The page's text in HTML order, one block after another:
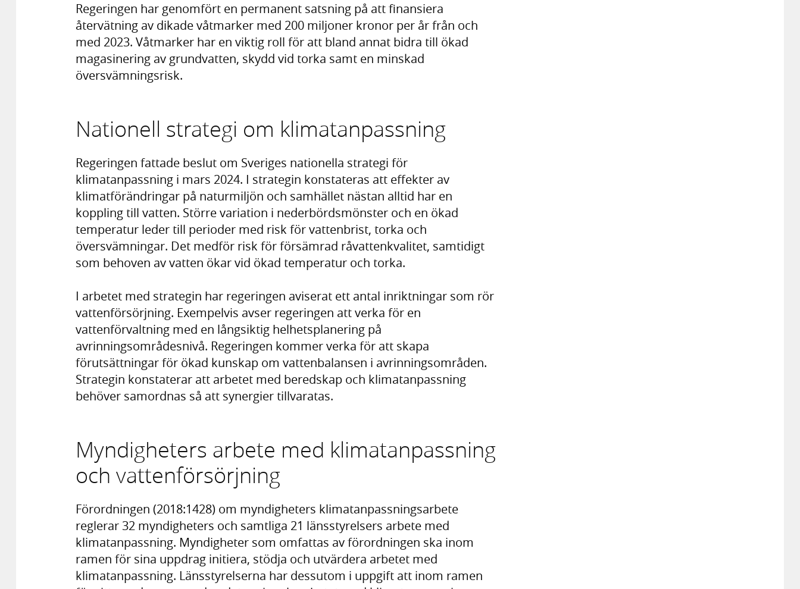
Regeringen har genomfört en permanent satsning på att finansiera
återvätning av dikade våtmarker med 200 miljoner kronor per år från och
med 2023. Våtmarker har en viktig roll för att bland annat bidra till ökad
magasinering av grundvatten, skydd vid torka samt en minskad
översvämningsrisk.
Nationell strategi om klimatanpassning
Regeringen fattade beslut om Sveriges nationella strategi för
klimatanpassning i mars 2024. I strategin konstateras att effekter av
klimatförändringar på naturmiljön och samhället nästan alltid har en
koppling till vatten. Större variation i nederbördsmönster och en ökad
temperatur leder till perioder med risk för vattenbrist, torka och
översvämningar. Det medför risk för försämrad råvattenkvalitet, samtidigt
som behoven av vatten ökar vid ökad temperatur och torka.
I arbetet med strategin har regeringen aviserat ett antal inriktningar som rör
vattenförsörjning. Exempelvis avser regeringen att verka för en
vattenförvaltning med en långsiktig helhetsplanering på
avrinningsområdesnivå. Regeringen kommer verka för att skapa
förutsättningar för ökad kunskap om vattenbalansen i avrinningsområden.
Strategin konstaterar att arbetet med beredskap och klimatanpassning
behöver samordnas så att synergier tillvaratas.
Myndigheters arbete med klimatanpassning
och vattenförsörjning
Förordningen (2018:1428) om myndigheters klimatanpassningsarbete
reglerar 32 myndigheters och samtliga 21 länsstyrelsers arbete med
klimatanpassning. Myndigheter som omfattas av förordningen ska inom
ramen för sina uppdrag initiera, stödja och utvärdera arbetet med
klimatanpassning. Länsstyrelserna har dessutom i uppgift att inom ramen